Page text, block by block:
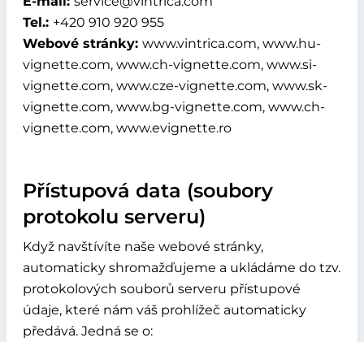
Tel.: +420 910 920 955
Webové stránky: www.vintrica.com, www.hu-
vignette.com, www.ch-vignette.com, www.si-
vignette.com, www.cze-vignette.com, www.sk-
vignette.com, www.bg-vignette.com, www.ch-
vignette.com, www.evignette.ro
Přístupová data (soubory
protokolu serveru)
Když navštívíte naše webové stránky,
automaticky shromažďujeme a ukládáme do tzv.
protokolových souborů serveru přístupové
údaje, které nám váš prohlížeč automaticky
předává. Jedná se o: